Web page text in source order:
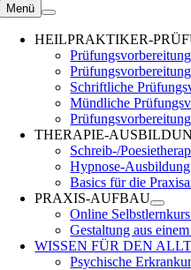
Menü
HEILPRAKTIKER-
Schriftliche
Mündliche
THERAPIE-
Schreib-/
Hypnose-Ausbildung
Basics für die
PRAXIS-AUFBAU
Online
Gestaltung aus
WISSEN FÜR DEN
Psychische